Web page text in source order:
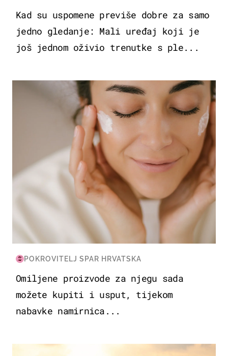
Kad su uspomene previše dobre za samo
jedno gledanje: Mali uređaj koji je
još jednom oživio trenutke s ple...
MODA & LJEPOTA
POKROVITELJ SPAR HRVATSKA
Omiljene proizvode za njegu sada
možete kupiti i usput, tijekom
nabavke namirnica...